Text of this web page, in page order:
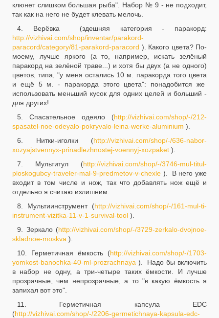
клюнет слишком большая рыба". Набор № 9 - не подходит,
так как на него не будет клевать мелочь.
4. Верёвка (здешняя категория - паракорд:
http://vizhivai.com/shop/inventar/parakord-
paracord/category/81-parakord-paracord ). Какого цвета? По-
моему, лучше яркого (а то, например, искать зелёный
паракорд на зелёной траве...) и хотя бы двух (а не одного)
цветов, типа, "у меня остались 10 м. паракорда того цвета
и ещё 5 м. - паракорда этого цвета": понадобится же
использовать меньший кусок для одних целей и больший -
для других!
5. Спасательное одеяло (http://vizhivai.com/shop/-/212-
spasatel-noe-odeyalo-pokryvalo-leina-werke-aluminium ).
6. Нитки-иголки (http://vizhivai.com/shop/-/636-nabor-
xozyajstvennyx-prinadlezhnostej-voennyj-xozpaket ).
7. Мультитул (http://vizhivai.com/shop/-/3746-mul-titul-
ploskogubcy-traveler-mal-9-predmetov-v-chexle ). В него уже
входит в том числе и нож, так что добавлять нож ещё и
отдельно я считаю излишним.
8. Мультиинструмент (http://vizhivai.com/shop/-/161-mul-ti-
instrument-vizitka-11-v-1-survival-tool ).
9. Зеркало (http://vizhivai.com/shop/-/3729-zerkalo-dvojnoe-
skladnoe-moskva ).
10. Герметичная ёмкость (http://vizhivai.com/shop/-/1703-
yomkost-banochka-40-ml-prozrachnaya ). Надо бы включить
в набор не одну, а три-четыре таких ёмкости. И лучше
прозрачные, чем непрозрачные, а то "в какую ёмкость я
запихал вот это".
11. Герметичная капсула EDC
(http://vizhivai.com/shop/-/2206-germetichnaya-kapsula-edc-